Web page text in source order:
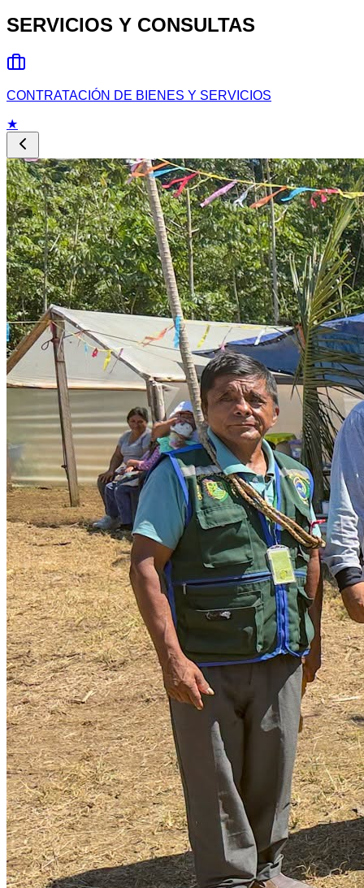
SERVICIOS Y CONSULTAS
DOCUMENTOS LEGALES
★